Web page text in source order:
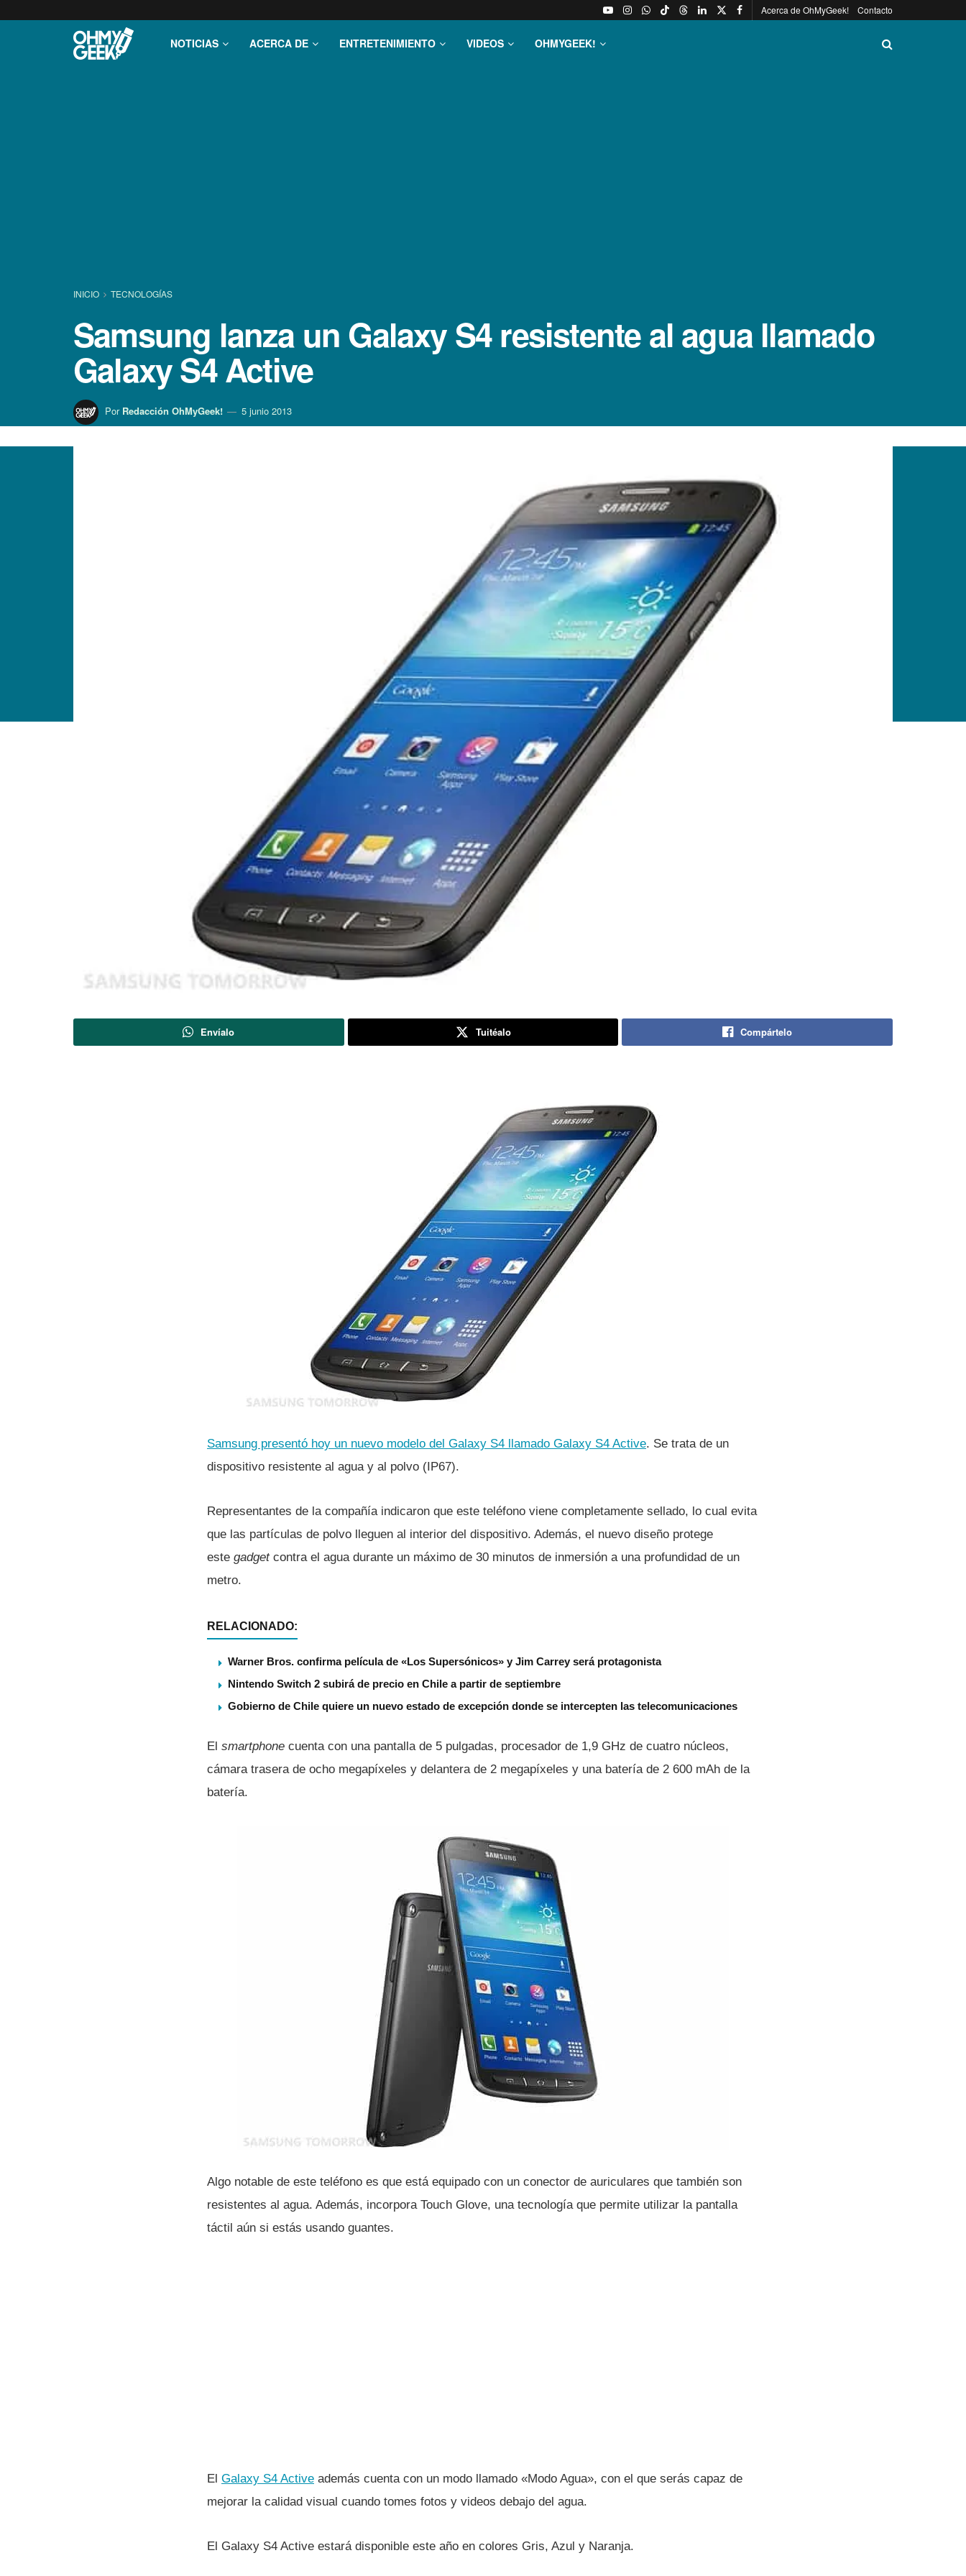
Acerca de OhMyGeek! Contacto
NOTICIAS ACERCA DE ENTRETENIMIENTO VIDEOS OHMYGEEK!
INICIO TECNOLOGÍ­AS
Samsung lanza un Galaxy S4 resistente al agua llamado
Galaxy S4 Active
Por Redacción OhMyGeek! 5 junio 2013
Envíalo Tuitéalo Compártelo
Samsung presentó hoy un nuevo modelo del Galaxy S4 llamado Galaxy S4 Active. Se trata de un
dispositivo resistente al agua y al polvo (IP67).
Representantes de la compañí­a indicaron que este teléfono viene completamente sellado, lo cual evita
que las partí­culas de polvo lleguen al interior del dispositivo. Además, el nuevo diseño protege
este gadgetcontra el agua durante un máximo de 30 minutos de inmersión a una profundidad de un
metro.
RELACIONADO:
Warner Bros. confirma película de «Los Supersónicos» y Jim Carrey será protagonista
Nintendo Switch 2 subirá de precio en Chile a partir de septiembre
Gobierno de Chile quiere un nuevo estado de excepción donde se intercepten las telecomunicaciones
El smartphone cuenta con una pantalla de 5 pulgadas, procesador de 1,9 GHz de cuatro núcleos,
cámara trasera de ocho megapí­xeles y delantera de 2 megapí­xeles y una baterí­a de 2 600 mAh de la
baterí­a.
Algo notable de este teléfono es que está equipado con un conector de auriculares que también son
resistentes al agua. Además, incorpora Touch Glove, una tecnologí­a que permite utilizar la pantalla
táctil aún si estás usando guantes.
El Galaxy S4 Active además cuenta con un modo llamado «Modo Agua», con el que serás capaz de
mejorar la calidad visual cuando tomes fotos y videos debajo del agua.
El Galaxy S4 Active estará disponible este año en colores Gris, Azul y Naranja.